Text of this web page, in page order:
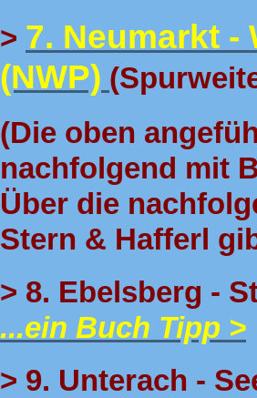
> 7. Neumarkt -
(NWP)
(Die oben
nachfolgend mit
Über die
Stern & Hafferl
> 8. Ebelsberg -
...ein Buch Tipp >
> 9. Unterach -